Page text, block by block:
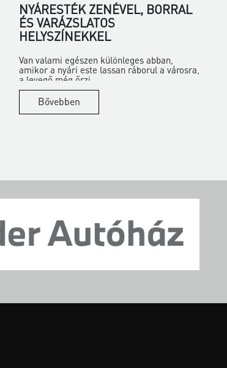
NYÁRESTÉK ZENÉVEL, BORRAL
ÉS VARÁZSLATOS
HELYSZÍNEKKEL
Van valami egészen különleges abban,
amikor a nyári este lassan ráborul a városra,
a levegő még őrzi...
Bővebben